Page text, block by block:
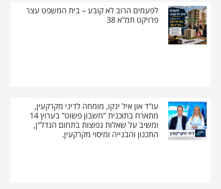
לפעמים הרוב לא קובע – בית המשפט עצר
פרויקט תמ"א 38
עו"ד און איל ינקו, מומחה לדיני מקרקעין,
מתארח בתוכנית "חשבון פשוט" בערוץ 14
ומשיב על שאלות נפוצות בתחום הנדל"ן,
התכנון והבנייה ומיסוי מקרקעין.